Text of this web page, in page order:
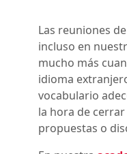
Las reuniones
incluso en
mucho más
idioma
vocabulario
la hora de
propuestas o